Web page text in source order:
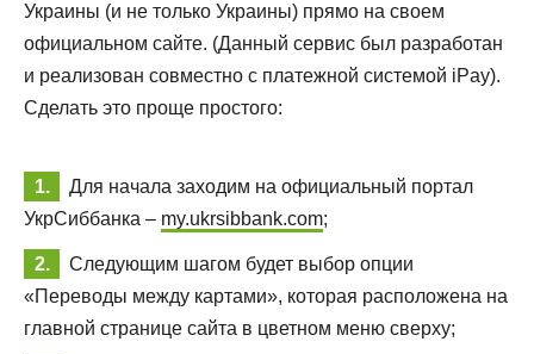
Украины (и не только Украины) прямо на своем
официальном сайте. (Данный сервис был разработан
и реализован совместно с платежной системой iPay).
Сделать это проще простого:
Для начала заходим на официальный портал
УкрСиббанка – my.ukrsibbank.com;
Следующим шагом будет выбор опции
«Переводы между картами», которая расположена на
главной странице сайта в цветном меню сверху;